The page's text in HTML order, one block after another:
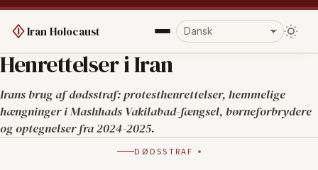
Iran Holocaust
Henrettelser i Iran
Irans brug af dødsstraf: protesthenrettelser, hemmelige
hængninger i Mashhads Vakilabad-fængsel, børneforbrydere
og optegnelser fra 2024-2025.
DØDSSTRAF